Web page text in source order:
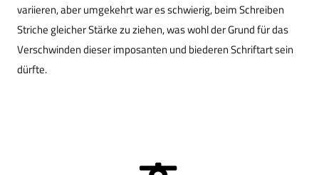
variieren, aber umgekehrt war es schwierig, beim Schreiben
Striche gleicher Stärke zu ziehen, was wohl der Grund für das
Verschwinden dieser imposanten und biederen Schriftart sein
dürfte.